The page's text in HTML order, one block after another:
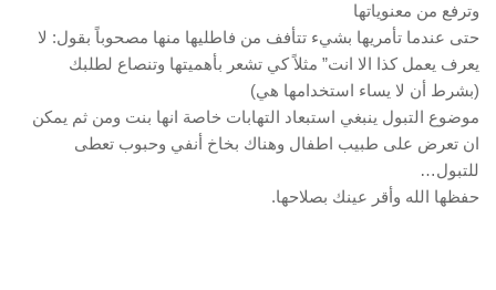
وترفع من معنوياتها
حتى عندما تأمريها بشيء تتأفف من فاطليها منها مصحوباً بقول: لا
يعرف يعمل كذا الا انت” مثلاً كي تشعر بأهميتها وتنصاع لطلبك
(بشرط أن لا يساء استخدامها هي)
موضوع التبول ينبغي استبعاد التهابات خاصة انها بنت ومن ثم يمكن
ان تعرض على طبيب اطفال وهناك بخاخ أنفي وحبوب تعطى
للتبول…
حفظها الله وأقر عينك بصلاحها.